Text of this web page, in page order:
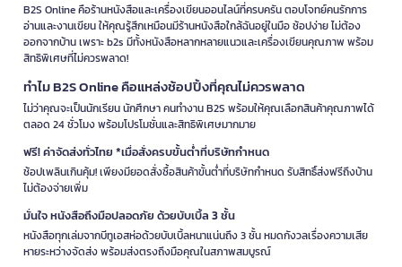
B2S Online คือร้านหนังสือและเครื่องเขียนออนไลน์ที่ครบครัน ตอบโจทย์คนรักการ
อ่านและงานเขียน ให้คุณรู้สึกเหมือนมีร้านหนังสือใกล้ฉันอยู่ในมือ ช้อปง่าย ไม่ต้อง
ออกจากบ้าน เพราะ b2s มีทั้งหนังสือหลากหลายแนวและเครื่องเขียนคุณภาพ พร้อม
สิทธิพิเศษที่ไม่ควรพลาด!
ทำไม B2S Online คือแหล่งช้อปปิ้งที่คุณไม่ควรพลาด
ไม่ว่าคุณจะเป็นนักเรียน นักศึกษา คนทำงาน B2S พร้อมให้คุณเลือกสินค้าคุณภาพได้
ตลอด 24 ชั่วโมง พร้อมโปรโมชั่นและสิทธิพิเศษมากมาย
ฟรี! ค่าจัดส่งทั่วไทย *เมื่อสั่งครบขั้นต่ำที่บริษัทกำหนด
ช้อปเพลินเกินคุ้ม! เพียงมียอดสั่งซื้อสินค้าขั้นต่ำที่บริษัทกำหนด รับสิทธิ์ส่งฟรีถึงบ้าน
ไม่ต้องจ่ายเพิ่ม
มั่นใจ หนังสือถึงมือปลอดภัย ด้วยบับเบิ้ล 3 ชั้น
หนังสือทุกเล่มจากบีทูเอสห่อด้วยบับเบิ้ลหนาแน่นถึง 3 ชั้น หมดกังวลเรื่องความเสีย
หายระหว่างจัดส่ง พร้อมส่งตรงถึงมือคุณในสภาพสมบูรณ์